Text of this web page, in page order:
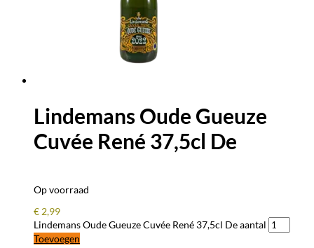
Lindemans Oude Gueuze
Cuvée René 37,5cl De
Op voorraad
€ 2,99
Lindemans Oude Gueuze Cuvée René 37,5cl De aantal
Toevoegen